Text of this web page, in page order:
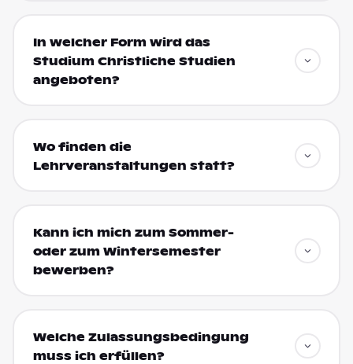
In welcher Form wird das
Studium Christliche Studien
angeboten?
Wo finden die
Lehrveranstaltungen statt?
Kann ich mich zum Sommer-
oder zum Wintersemester
bewerben?
Welche Zulassungsbedingung
muss ich erfüllen?